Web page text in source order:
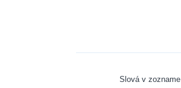
Slová v zozname